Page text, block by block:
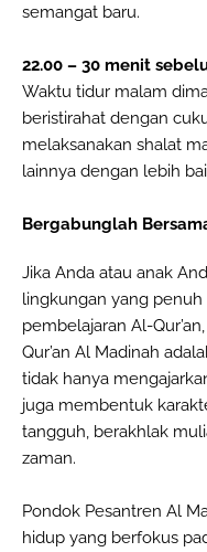
semangat baru.
22.00 – 30 menit
Waktu tidur malam
beristirahat dengan
melaksanakan shalat
lainnya dengan lebih
Bergabunglah
Jika Anda atau anak
lingkungan yang penuh
pembelajaran Al-
Qur’an Al Madinah
tidak hanya
juga membentuk
tangguh, berakhlak
zaman.
Pondok Pesantren Al
hidup yang berfokus